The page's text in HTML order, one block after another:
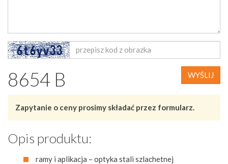
WYŚLIJ
8654 B
Zapytanie o ceny prosimy składać przez formularz.
Opis produktu:
ramy i aplikacja – optyka stali szlachetnej